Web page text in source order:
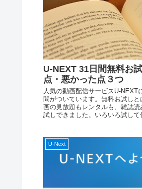
U-NEXT 31日間無料お
点・悪かった点３つ
人気の動画配信サービスU-NEXT
間がついています。無料お試し
画の見放題もレンタルも、雑誌
試しできました。いろいろ試して
U-Next